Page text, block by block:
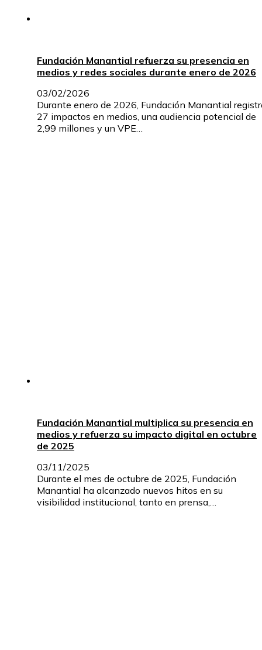
Fundación Manantial refuerza su presencia en
medios y redes sociales durante enero de 2026
03/02/2026
Durante enero de 2026, Fundación Manantial
27 impactos en medios, una audiencia potencial de
2,99 millones y un VPE…
Fundación Manantial multiplica su presencia en
medios y refuerza su impacto digital en octubre
de 2025
03/11/2025
Durante el mes de octubre de 2025, Fundación
Manantial ha alcanzado nuevos hitos en su
visibilidad institucional, tanto en prensa,…